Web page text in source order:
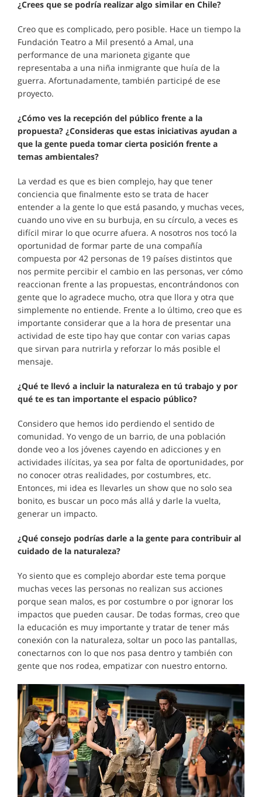
¿Crees que se podría realizar algo similar en Chile?
Creo que es complicado, pero posible. Hace un tiempo la
Fundación Teatro a Mil presentó a Amal, una
performance de una marioneta gigante que
representaba a una niña inmigrante que huía de la
guerra. Afortunadamente, también participé de ese
proyecto.
¿Cómo ves la recepción del público frente a la
propuesta? ¿Consideras que estas iniciativas ayudan a
que la gente pueda tomar cierta posición frente a
temas ambientales?
La verdad es que es bien complejo, hay que tener
conciencia que finalmente esto se trata de hacer
entender a la gente lo que está pasando, y muchas veces,
cuando uno vive en su burbuja, en su círculo, a veces es
difícil mirar lo que ocurre afuera. A nosotros nos tocó la
oportunidad de formar parte de una compañía
compuesta por 42 personas de 19 países distintos que
nos permite percibir el cambio en las personas, ver cómo
reaccionan frente a las propuestas, encontrándonos con
gente que lo agradece mucho, otra que llora y otra que
simplemente no entiende. Frente a lo último, creo que es
importante considerar que a la hora de presentar una
actividad de este tipo hay que contar con varias capas
que sirvan para nutrirla y reforzar lo más posible el
mensaje.
¿Qué te llevó a incluir la naturaleza en tú trabajo y por
qué te es tan importante el espacio público?
Considero que hemos ido perdiendo el sentido de
comunidad. Yo vengo de un barrio, de una población
donde veo a los jóvenes cayendo en adicciones y en
actividades ilícitas, ya sea por falta de oportunidades, por
no conocer otras realidades, por costumbres, etc.
Entonces, mi idea es llevarles un show que no solo sea
bonito, es buscar un poco más allá y darle la vuelta,
generar un impacto.
¿Qué consejo podrías darle a la gente para contribuir al
cuidado de la naturaleza?
Yo siento que es complejo abordar este tema porque
muchas veces las personas no realizan sus acciones
porque sean malos, es por costumbre o por ignorar los
impactos que pueden causar. De todas formas, creo que
la educación es muy importante y tratar de tener más
conexión con la naturaleza, soltar un poco las pantallas,
conectarnos con lo que nos pasa dentro y también con
gente que nos rodea, empatizar con nuestro entorno.